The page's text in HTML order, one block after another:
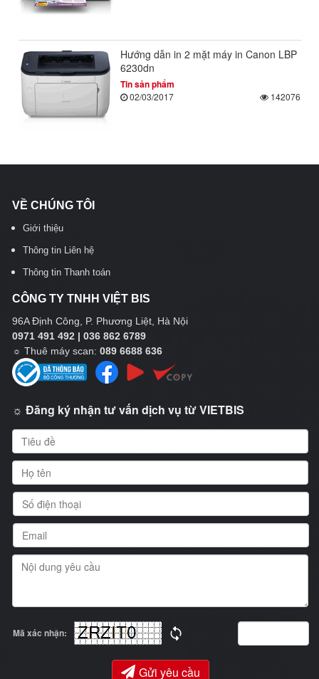
Hướng dẫn in 2 mặt máy in Canon LBP
6230dn
Tin sản phẩm
02/03/2017 142076
VỀ CHÚNG TÔI
Giới thiệu
Thông tin Liên hệ
Thông tin Thanh toán
CÔNG TY TNHH VIỆT BIS
96A Định Công, P. Phương Liệt, Hà Nội
0971 491 492 | 036 862 6789
☼ Thuê máy scan: 089 6688 636
☼ Đăng ký nhận tư vấn dịch vụ từ VIETBIS
Mã xác nhận:
Gửi yêu cầu